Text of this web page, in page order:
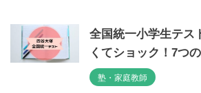
全国統一小学生テス
くてショック！7つ
塾・家庭教師